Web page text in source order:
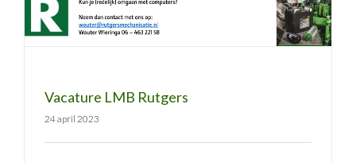
Vacature LMB Rutgers
24 april 2023